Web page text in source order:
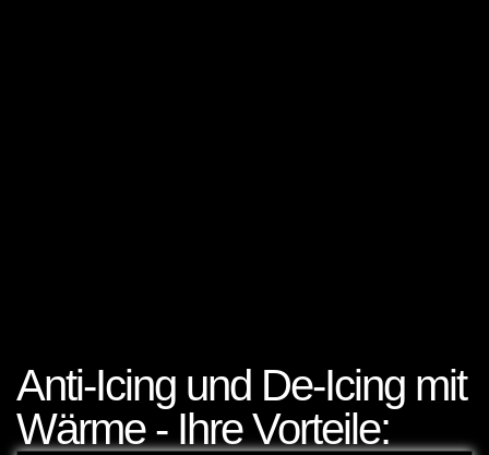
Anti-Icing und De-Icing mit
Wärme - Ihre Vorteile: